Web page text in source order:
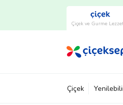
Çiçek ve Gurme
Çiçek